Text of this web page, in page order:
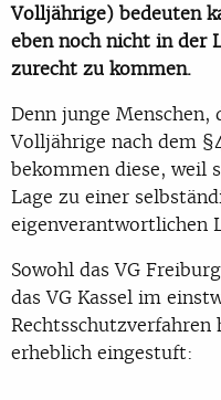
Volljährige) bedeuten
eben noch nicht in der
zurecht zu kommen.
Denn junge
Volljährige nach dem
bekommen diese, weil
Lage zu einer
eigenverantwortlichen
Sowohl das VG
das VG Kassel im
Rechtsschutzverfahren
erheblich eingestuft: